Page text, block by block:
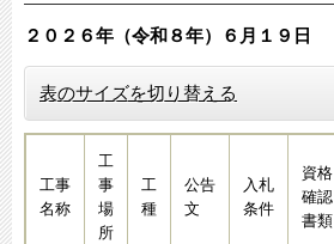
２０２６年（令和８年）６月１９日​​
表のサイズを切り替える
工事
名称
工
事
場
所
工
種
公告
文
入札
条件
資格
確認
書類